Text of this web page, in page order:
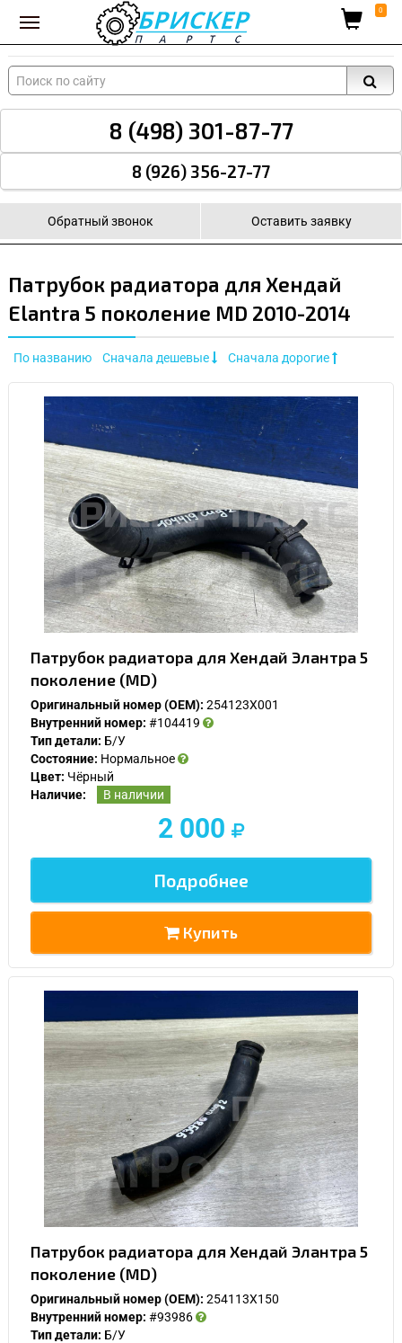
Вход для поставщиков 0
8 (498) 301-87-77
8 (926) 356-27-77
Обратный звонок Оставить заявку
Патрубок радиатора для Хендай
Elantra 5 поколение MD 2010-2014
По названию Сначала дешевые Сначала дорогие
Патрубок радиатора для Хендай Элантра 5
поколение (MD)
Оригинальный номер (OEM): 254123X001
Внутренний номер: #104419
Тип детали: Б/У
Состояние: Нормальное
Цвет: Чёрный
Наличие:
В наличии
2 000
Подробнее
Купить
Патрубок радиатора для Хендай Элантра 5
поколение (MD)
Оригинальный номер (OEM): 254113X150
Внутренний номер: #93986
Тип детали: Б/У